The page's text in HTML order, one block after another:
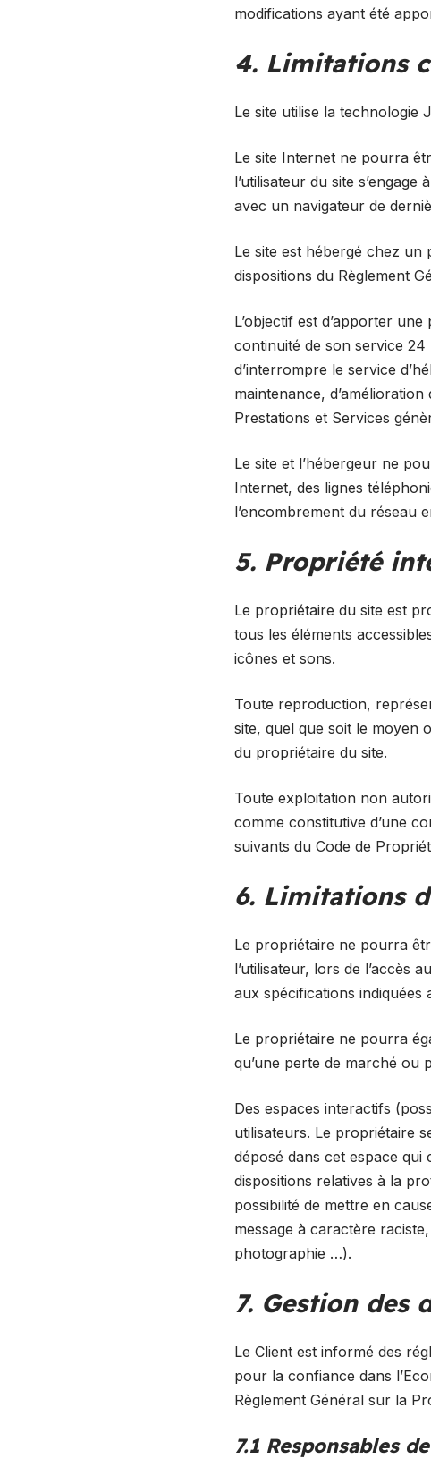
modifications ayant été
4. Limitations
Le site utilise la technologie
Le site Internet ne pourra
l’utilisateur du site
avec un navigateur de
Le site est hébergé chez
dispositions du Règlement
L’objectif est d’apporter
continuité de son service 24
d’interrompre le service
maintenance,
Prestations et Services
Le site et l’hébergeur ne
Internet, des lignes
l’encombrement du réseau
5. Propriété
Le propriétaire du site est
tous les éléments
icônes et sons.
Toute reproduction,
site, quel que soit le moyen
du propriétaire du site.
Toute exploitation non
comme constitutive d’une
suivants du Code de
6. Limitations
Le propriétaire ne pourra
l’utilisateur, lors de l’accès
aux spécifications indiquées
Le propriétaire ne pourra
qu’une perte de marché ou
Des espaces interactifs
utilisateurs. Le propriétaire
déposé dans cet espace
dispositions relatives à la
possibilité de mettre en
message à caractère
photographie …).
7. Gestion des
Le Client est informé des
pour la confiance dans
Règlement Général sur la
7.1 Responsables